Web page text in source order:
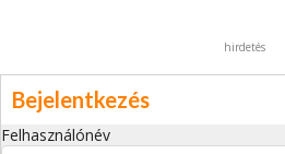
hirdetés
Bejelentkezés
Felhasználónév